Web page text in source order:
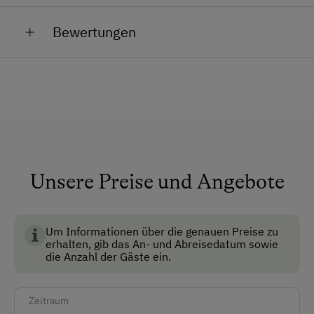
ist alles möglich.
Aufenthaltsraum
Auto
Taxi
Zug
Akzeptierte Zahlungsmittel
Bewertungen
Unsere Preise und Angebote
Um Informationen über die genauen Preise zu
erhalten, gib das An- und Abreisedatum sowie
die Anzahl der Gäste ein.
Zeitraum